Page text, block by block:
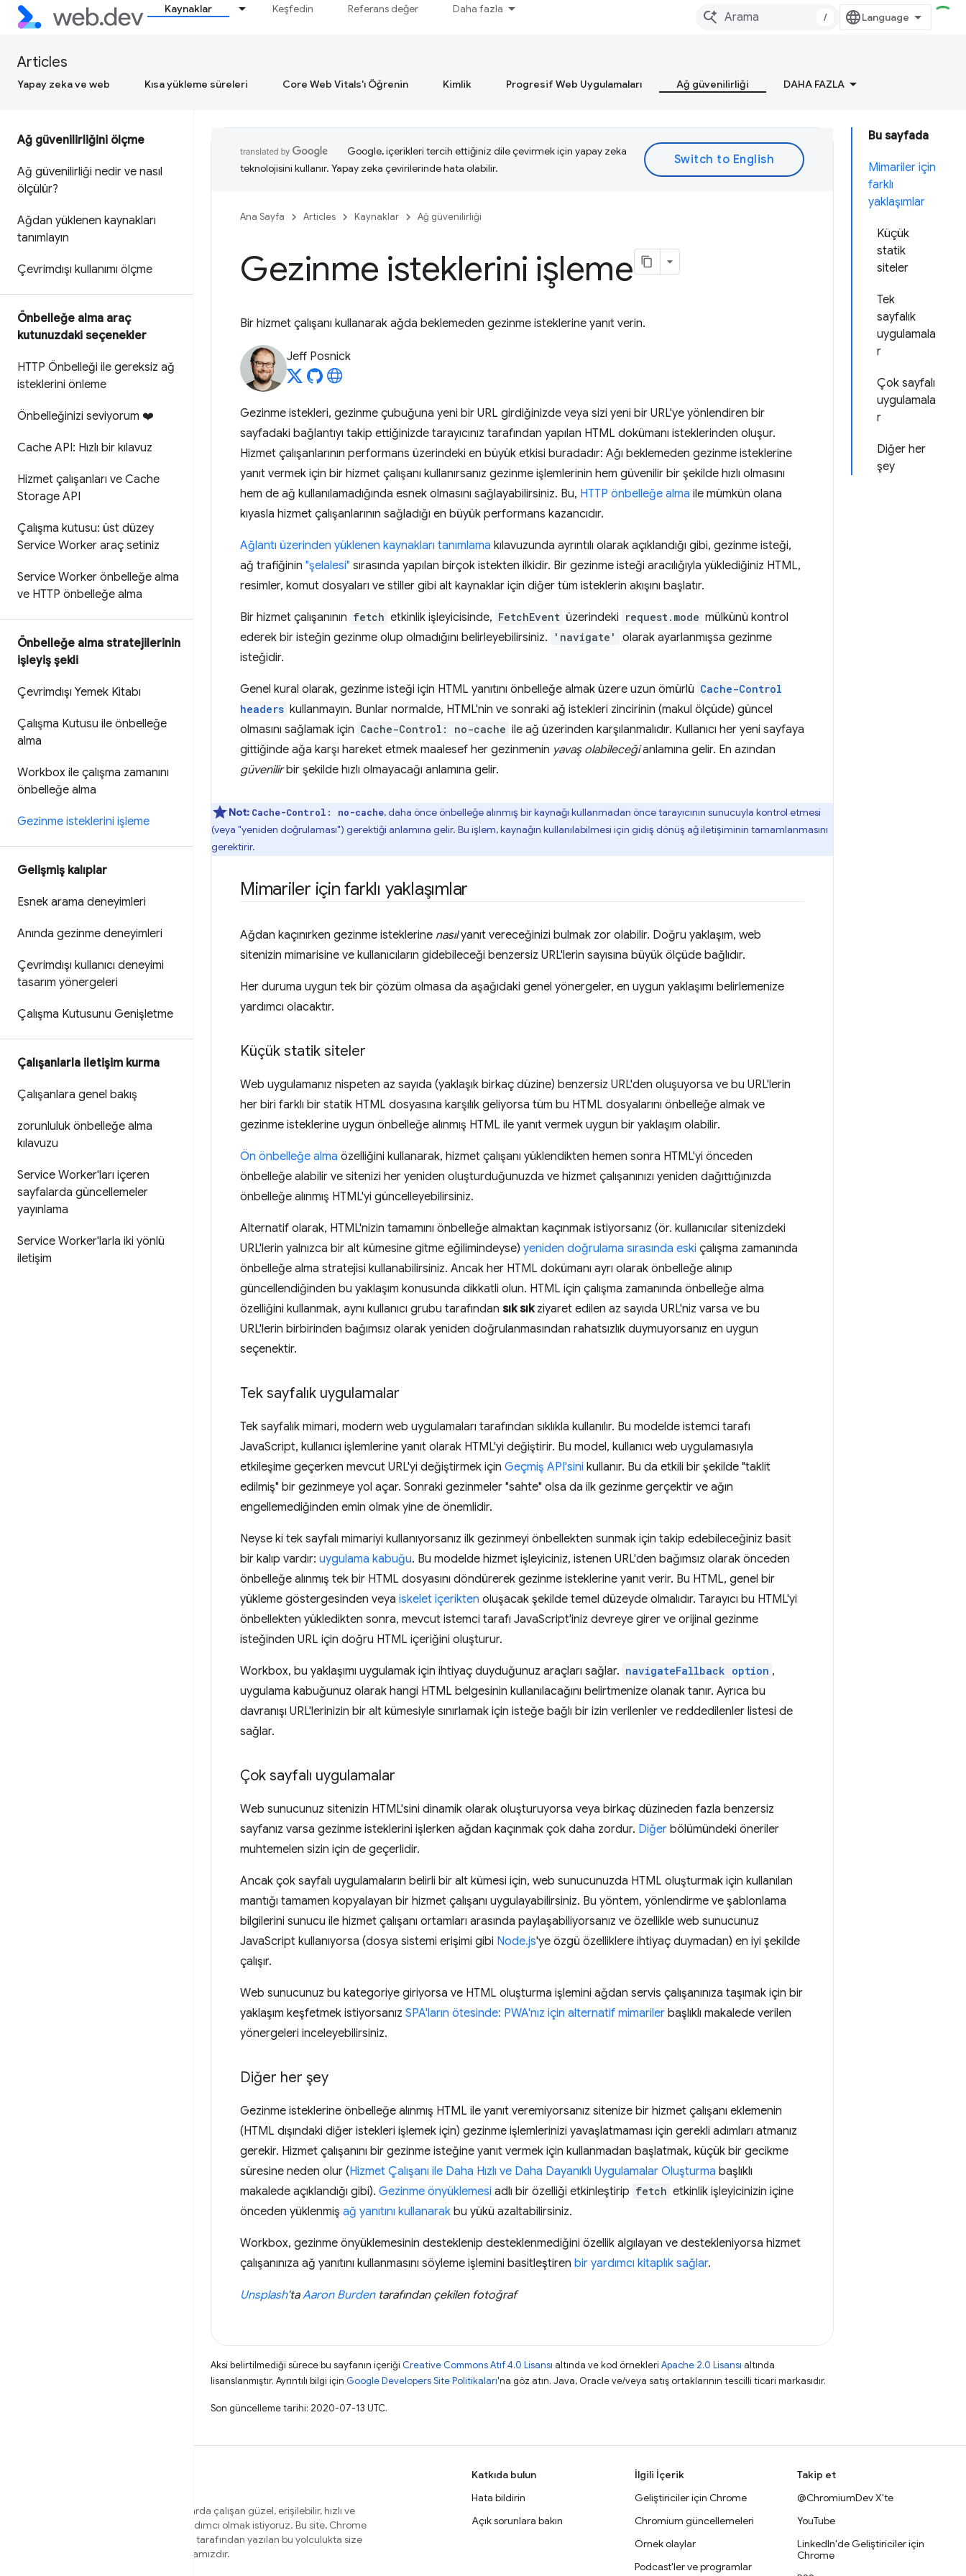
Kaynaklar Keşfedin Referans değer Daha fazla
/
Articles
Yapay zeka ve web Kısa yükleme süreleri Core Web Vitals'ı Öğrenin Kimlik Progresif Web Uygulamaları Ağ güvenilirliği DAHA FAZLA
Ağ güvenilirliğini ölçme
Ağ güvenilirliği nedir ve nasıl
ölçülür?
Ağdan yüklenen kaynakları
tanımlayın
Çevrimdışı kullanımı ölçme
Önbelleğe alma araç
kutunuzdaki seçenekler
HTTP Önbelleği ile gereksiz ağ
isteklerini önleme
Önbelleğinizi seviyorum ❤️
Cache API: Hızlı bir kılavuz
Hizmet çalışanları ve Cache
Storage API
Çalışma kutusu: üst düzey
Service Worker araç setiniz
Service Worker önbelleğe alma
ve HTTP önbelleğe alma
Önbelleğe alma stratejilerinin
işleyiş şekli
Çevrimdışı Yemek Kitabı
Çalışma Kutusu ile önbelleğe
alma
Workbox ile çalışma zamanını
önbelleğe alma
Gezinme isteklerini işleme
Gelişmiş kalıplar
Esnek arama deneyimleri
Anında gezinme deneyimleri
Çevrimdışı kullanıcı deneyimi
tasarım yönergeleri
Çalışma Kutusunu Genişletme
Çalışanlarla iletişim kurma
Çalışanlara genel bakış
zorunluluk önbelleğe alma
kılavuzu
Service Worker'ları içeren
sayfalarda güncellemeler
yayınlama
Service Worker'larla iki yönlü
iletişim
Bu sayfada
Mimariler için
farklı
yaklaşımlar
Küçük
statik
siteler
Tek
sayfalık
uygulamala
r
Çok sayfalı
uygulamala
r
Diğer her
şey
Google, içerikleri tercih ettiğiniz dile çevirmek için yapay zeka
teknolojisini kullanır. Yapay zeka çevirilerinde hata olabilir.
Ana Sayfa Articles Kaynaklar Ağ güvenilirliği
Gezinme isteklerini işleme
Bir hizmet çalışanı kullanarak ağda beklemeden gezinme isteklerine yanıt verin.
Jeff Posnick
Gezinme istekleri, gezinme çubuğuna yeni bir URL girdiğinizde veya sizi yeni bir URL'ye yönlendiren bir
sayfadaki bağlantıyı takip ettiğinizde tarayıcınız tarafından yapılan HTML dokümanı isteklerinden oluşur.
Hizmet çalışanlarının performans üzerindeki en büyük etkisi buradadır: Ağı beklemeden gezinme isteklerine
yanıt vermek için bir hizmet çalışanı kullanırsanız gezinme işlemlerinin hem güvenilir bir şekilde hızlı olmasını
hem de ağ kullanılamadığında esnek olmasını sağlayabilirsiniz. Bu, HTTP önbelleğe alma ile mümkün olana
kıyasla hizmet çalışanlarının sağladığı en büyük performans kazancıdır.
Ağlantı üzerinden yüklenen kaynakları tanımlama kılavuzunda ayrıntılı olarak açıklandığı gibi, gezinme isteği,
ağ trafiğinin "şelalesi" sırasında yapılan birçok istekten ilkidir. Bir gezinme isteği aracılığıyla yüklediğiniz HTML,
resimler, komut dosyaları ve stiller gibi alt kaynaklar için diğer tüm isteklerin akışını başlatır.
Bir hizmet çalışanının fetch etkinlik işleyicisinde, FetchEvent üzerindeki request.mode mülkünü kontrol
ederek bir isteğin gezinme olup olmadığını belirleyebilirsiniz.
'navigate'
olarak ayarlanmışsa gezinme
isteğidir.
Genel kural olarak, gezinme isteği için HTML yanıtını önbelleğe almak üzere uzun ömürlü Cache-Control
headers kullanmayın. Bunlar normalde, HTML'nin ve sonraki ağ istekleri zincirinin (makul ölçüde) güncel
olmasını sağlamak için Cache-Control: no-cache ile ağ üzerinden karşılanmalıdır. Kullanıcı her yeni sayfaya
gittiğinde ağa karşı hareket etmek maalesef her gezinmenin yavaş olabileceğianlamına gelir. En azından
güvenilirbir şekilde hızlı olmayacağı anlamına gelir.
Not: Cache-Control: no-cache, daha önce önbelleğe alınmış bir kaynağı kullanmadan önce tarayıcının sunucuyla kontrol etmesi
(veya "yeniden doğrulaması") gerektiği anlamına gelir. Bu işlem, kaynağın kullanılabilmesi için gidiş dönüş ağ iletişiminin tamamlanmasını
gerektirir.
Mimariler için farklı yaklaşımlar
Ağdan kaçınırken gezinme isteklerine nasılyanıt vereceğinizi bulmak zor olabilir. Doğru yaklaşım, web
sitenizin mimarisine ve kullanıcıların gidebileceği benzersiz URL'lerin sayısına büyük ölçüde bağlıdır.
Her duruma uygun tek bir çözüm olmasa da aşağıdaki genel yönergeler, en uygun yaklaşımı belirlemenize
yardımcı olacaktır.
Küçük statik siteler
Web uygulamanız nispeten az sayıda (yaklaşık birkaç düzine) benzersiz URL'den oluşuyorsa ve bu URL'lerin
her biri farklı bir statik HTML dosyasına karşılık geliyorsa tüm bu HTML dosyalarını önbelleğe almak ve
gezinme isteklerine uygun önbelleğe alınmış HTML ile yanıt vermek uygun bir yaklaşım olabilir.
Ön önbelleğe alma özelliğini kullanarak, hizmet çalışanı yüklendikten hemen sonra HTML'yi önceden
önbelleğe alabilir ve sitenizi her yeniden oluşturduğunuzda ve hizmet çalışanınızı yeniden dağıttığınızda
önbelleğe alınmış HTML'yi güncelleyebilirsiniz.
Alternatif olarak, HTML'nizin tamamını önbelleğe almaktan kaçınmak istiyorsanız (ör. kullanıcılar sitenizdeki
URL'lerin yalnızca bir alt kümesine gitme eğilimindeyse) yeniden doğrulama sırasında eski çalışma zamanında
önbelleğe alma stratejisi kullanabilirsiniz. Ancak her HTML dokümanı ayrı olarak önbelleğe alınıp
güncellendiğinden bu yaklaşım konusunda dikkatli olun. HTML için çalışma zamanında önbelleğe alma
özelliğini kullanmak, aynı kullanıcı grubu tarafından sık sıkziyaret edilen az sayıda URL'niz varsa ve bu
URL'lerin birbirinden bağımsız olarak yeniden doğrulanmasından rahatsızlık duymuyorsanız en uygun
seçenektir.
Tek sayfalık uygulamalar
Tek sayfalık mimari, modern web uygulamaları tarafından sıklıkla kullanılır. Bu modelde istemci tarafı
JavaScript, kullanıcı işlemlerine yanıt olarak HTML'yi değiştirir. Bu model, kullanıcı web uygulamasıyla
etkileşime geçerken mevcut URL'yi değiştirmek için Geçmiş API'sini kullanır. Bu da etkili bir şekilde "taklit
edilmiş" bir gezinmeye yol açar. Sonraki gezinmeler "sahte" olsa da ilk gezinme gerçektir ve ağın
engellemediğinden emin olmak yine de önemlidir.
Neyse ki tek sayfalı mimariyi kullanıyorsanız ilk gezinmeyi önbellekten sunmak için takip edebileceğiniz basit
bir kalıp vardır: uygulama kabuğu. Bu modelde hizmet işleyiciniz, istenen URL'den bağımsız olarak önceden
önbelleğe alınmış tek bir HTML dosyasını döndürerek gezinme isteklerine yanıt verir. Bu HTML, genel bir
yükleme göstergesinden veya iskelet içerikten oluşacak şekilde temel düzeyde olmalıdır. Tarayıcı bu HTML'yi
önbellekten yükledikten sonra, mevcut istemci tarafı JavaScript'iniz devreye girer ve orijinal gezinme
isteğinden URL için doğru HTML içeriğini oluşturur.
Workbox, bu yaklaşımı uygulamak için ihtiyaç duyduğunuz araçları sağlar. navigateFallback option ,
uygulama kabuğunuz olarak hangi HTML belgesinin kullanılacağını belirtmenize olanak tanır. Ayrıca bu
davranışı URL'lerinizin bir alt kümesiyle sınırlamak için isteğe bağlı bir izin verilenler ve reddedilenler listesi de
sağlar.
Çok sayfalı uygulamalar
Web sunucunuz sitenizin HTML'sini dinamik olarak oluşturuyorsa veya birkaç düzineden fazla benzersiz
sayfanız varsa gezinme isteklerini işlerken ağdan kaçınmak çok daha zordur. Diğer bölümündeki öneriler
muhtemelen sizin için de geçerlidir.
Ancak çok sayfalı uygulamaların belirli bir alt kümesi için, web sunucunuzda HTML oluşturmak için kullanılan
mantığı tamamen kopyalayan bir hizmet çalışanı uygulayabilirsiniz. Bu yöntem, yönlendirme ve şablonlama
bilgilerini sunucu ile hizmet çalışanı ortamları arasında paylaşabiliyorsanız ve özellikle web sunucunuz
JavaScript kullanıyorsa (dosya sistemi erişimi gibi Node.js'ye özgü özelliklere ihtiyaç duymadan) en iyi şekilde
çalışır.
Web sunucunuz bu kategoriye giriyorsa ve HTML oluşturma işlemini ağdan servis çalışanınıza taşımak için bir
yaklaşım keşfetmek istiyorsanız SPA'ların ötesinde: PWA'nız için alternatif mimariler başlıklı makalede verilen
yönergeleri inceleyebilirsiniz.
Diğer her şey
Gezinme isteklerine önbelleğe alınmış HTML ile yanıt veremiyorsanız sitenize bir hizmet çalışanı eklemenin
(HTML dışındaki diğer istekleri işlemek için) gezinme işlemlerinizi yavaşlatmaması için gerekli adımları atmanız
gerekir. Hizmet çalışanını bir gezinme isteğine yanıt vermek için kullanmadan başlatmak, küçük bir gecikme
süresine neden olur (Hizmet Çalışanı ile Daha Hızlı ve Daha Dayanıklı Uygulamalar Oluşturma başlıklı
makalede açıklandığı gibi). Gezinme önyüklemesi adlı bir özelliği etkinleştirip fetch etkinlik işleyicinizin içine
önceden yüklenmiş ağ yanıtını kullanarak bu yükü azaltabilirsiniz.
Workbox, gezinme önyüklemesinin desteklenip desteklenmediğini özellik algılayan ve destekleniyorsa hizmet
çalışanınıza ağ yanıtını kullanmasını söyleme işlemini basitleştiren bir yardımcı kitaplık sağlar.
Unsplash'taAaron Burdentarafından çekilen fotoğraf
Aksi belirtilmediği sürece bu sayfanın içeriği Creative Commons Atıf 4.0 Lisansı altında ve kod örnekleri Apache 2.0 Lisansı altında
lisanslanmıştır. Ayrıntılı bilgi için Google Developers Site Politikaları'na göz atın. Java, Oracle ve/veya satış ortaklarının tescilli ticari markasıdır.
Son güncelleme tarihi: 2020-07-13 UTC.
Tüm kullanıcılarınız için farklı tarayıcılarda çalışan güzel, erişilebilir, hızlı ve
güvenli web siteleri oluşturmanıza yardımcı olmak istiyoruz. Bu site, Chrome
ekibinin üyeleri ve dışarıdan uzmanlar tarafından yazılan bu yolculukta size
yardımcı olacak içerikler için ana sayfamızdır.
Katkıda bulun
Hata bildirin
Açık sorunlara bakın
İlgili İçerik
Geliştiriciler için Chrome
Chromium güncellemeleri
Örnek olaylar
Podcast'ler ve programlar
Takip et
@ChromiumDev X'te
YouTube
LinkedIn'de Geliştiriciler için
Chrome